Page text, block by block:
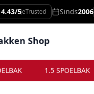
4.43/5eTrusted Sinds2006
1.5 SPOELBAK